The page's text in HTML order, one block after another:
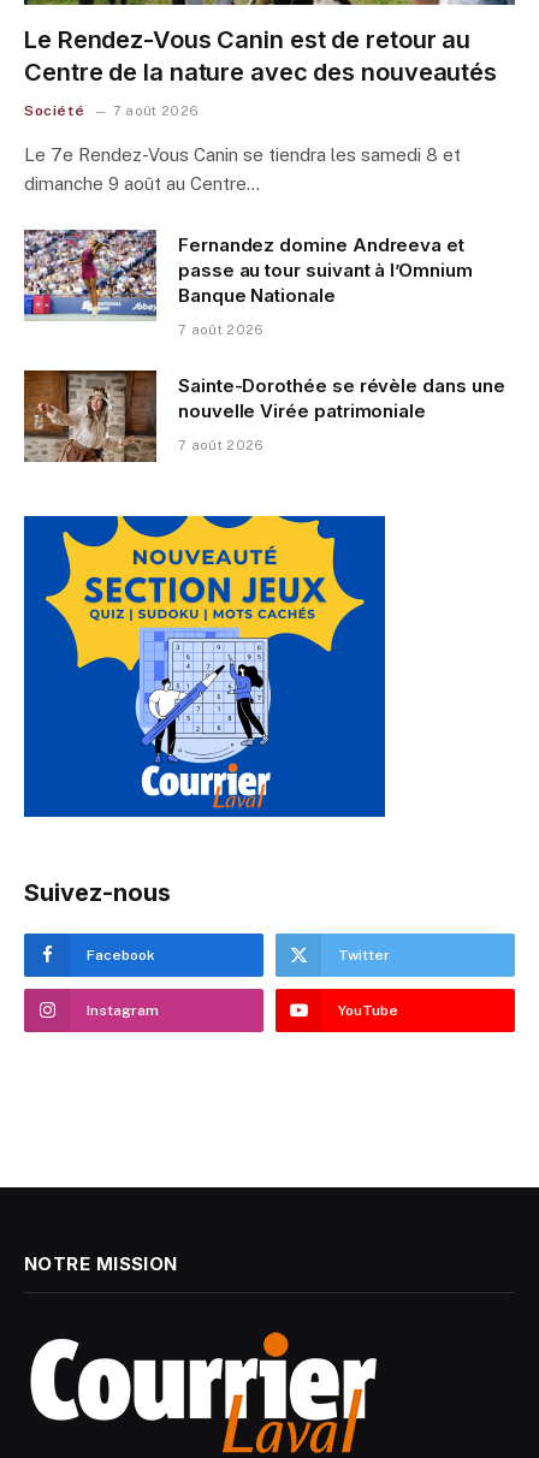
Le Rendez-Vous Canin est de retour au
Centre de la nature avec des nouveautés
Société 7 août 2026
Le 7e Rendez-Vous Canin se tiendra les samedi 8 et
dimanche 9 août au Centre…
Fernandez domine Andreeva et
passe au tour suivant à l’Omnium
Banque Nationale
7 août 2026
Sainte-Dorothée se révèle dans une
nouvelle Virée patrimoniale
7 août 2026
Suivez-nous
Facebook Twitter
Instagram YouTube
NOTRE MISSION